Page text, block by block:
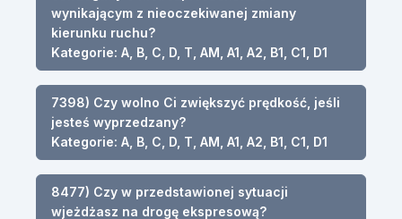
wynikającym z nieoczekiwanej zmiany
kierunku ruchu?
Kategorie: A, B, C, D, T, AM, A1, A2, B1, C1, D1
7398) Czy wolno Ci zwiększyć prędkość, jeśli
jesteś wyprzedzany?
Kategorie: A, B, C, D, T, AM, A1, A2, B1, C1, D1
8477) Czy w przedstawionej sytuacji
wjeżdżasz na drogę ekspresową?